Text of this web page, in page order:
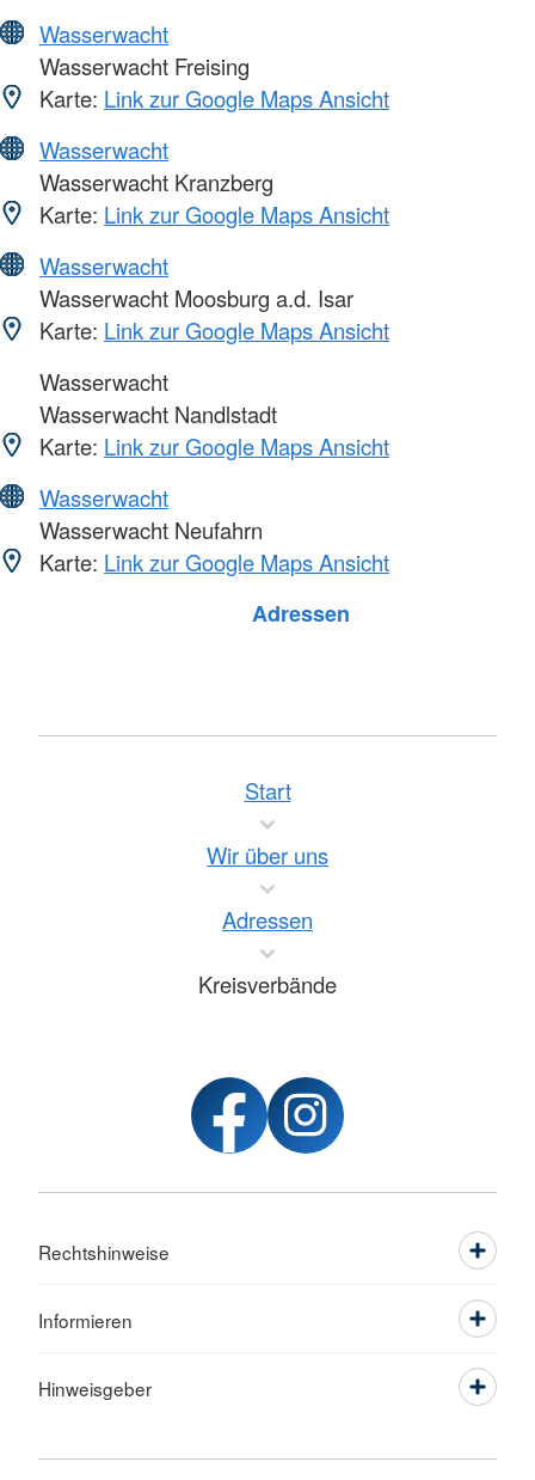
Wasserwacht
Wasserwacht Freising
Karte: Link zur Google Maps Ansicht
Wasserwacht
Wasserwacht Kranzberg
Karte: Link zur Google Maps Ansicht
Wasserwacht
Wasserwacht Moosburg a.d. Isar
Karte: Link zur Google Maps Ansicht
Wasserwacht
Wasserwacht Nandlstadt
Karte: Link zur Google Maps Ansicht
Wasserwacht
Wasserwacht Neufahrn
Karte: Link zur Google Maps Ansicht
Adressen
Start
Wir über uns
Adressen
Kreisverbände
Rechtshinweise
Informieren
Hinweisgeber